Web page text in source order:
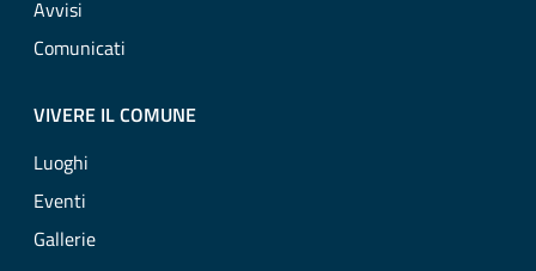
Avvisi
Comunicati
VIVERE IL COMUNE
Luoghi
Eventi
Gallerie